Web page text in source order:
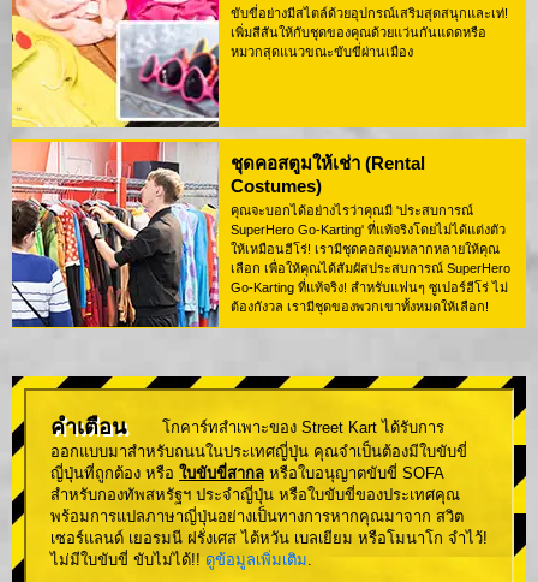
ขับขี่อย่างมีสไตล์ด้วยอุปกรณ์เสริมสุดสนุกและเท่!
เพิ่มสีสันให้กับชุดของคุณด้วยแว่นกันแดดหรือ
หมวกสุดแนวขณะขับขี่ผ่านเมือง
ชุดคอสตูมให้เช่า (Rental
Costumes)
คุณจะบอกได้อย่างไรว่าคุณมี 'ประสบการณ์
SuperHero Go-Karting' ที่แท้จริงโดยไม่ได้แต่งตัว
ให้เหมือนฮีโร่! เรามีชุดคอสตูมหลากหลายให้คุณ
เลือก เพื่อให้คุณได้สัมผัสประสบการณ์ SuperHero
Go-Karting ที่แท้จริง! สำหรับแฟนๆ ซูเปอร์ฮีโร่ ไม่
ต้องกังวล เรามีชุดของพวกเขาทั้งหมดให้เลือก!
คำเตือน
โกคาร์ทสำเพาะของ Street Kart ได้รับการ
ออกแบบมาสำหรับถนนในประเทศญี่ปุ่น คุณจำเป็นต้องมีใบขับขี่
ญี่ปุ่นที่ถูกต้อง หรือ ใบขับขี่สากล หรือใบอนุญาตขับขี่ SOFA
สำหรับกองทัพสหรัฐฯ ประจำญี่ปุ่น หรือใบขับขี่ของประเทศคุณ
พร้อมการแปลภาษาญี่ปุ่นอย่างเป็นทางการหากคุณมาจาก สวิต
เซอร์แลนด์ เยอรมนี ฝรั่งเศส ไต้หวัน เบลเยียม หรือโมนาโก จำไว้!
ไม่มีใบขับขี่ ขับไม่ได้!! ดูข้อมูลเพิ่มเติม.